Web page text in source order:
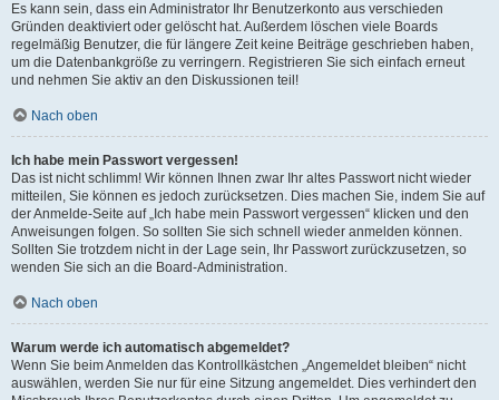
Es kann sein, dass ein Administrator Ihr Benutzerkonto aus verschieden
Gründen deaktiviert oder gelöscht hat. Außerdem löschen viele Boards
regelmäßig Benutzer, die für längere Zeit keine Beiträge geschrieben haben,
um die Datenbankgröße zu verringern. Registrieren Sie sich einfach erneut
und nehmen Sie aktiv an den Diskussionen teil!
Nach oben
Ich habe mein Passwort vergessen!
Das ist nicht schlimm! Wir können Ihnen zwar Ihr altes Passwort nicht wieder
mitteilen, Sie können es jedoch zurücksetzen. Dies machen Sie, indem Sie auf
der Anmelde-Seite auf „Ich habe mein Passwort vergessen“ klicken und den
Anweisungen folgen. So sollten Sie sich schnell wieder anmelden können.
Sollten Sie trotzdem nicht in der Lage sein, Ihr Passwort zurückzusetzen, so
wenden Sie sich an die Board-Administration.
Nach oben
Warum werde ich automatisch abgemeldet?
Wenn Sie beim Anmelden das Kontrollkästchen „Angemeldet bleiben“ nicht
auswählen, werden Sie nur für eine Sitzung angemeldet. Dies verhindert den